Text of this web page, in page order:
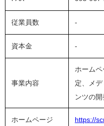
従業員数 -
資本金 -
事業内容
ホーム
定、メ
ンツの開
ホームページ https://